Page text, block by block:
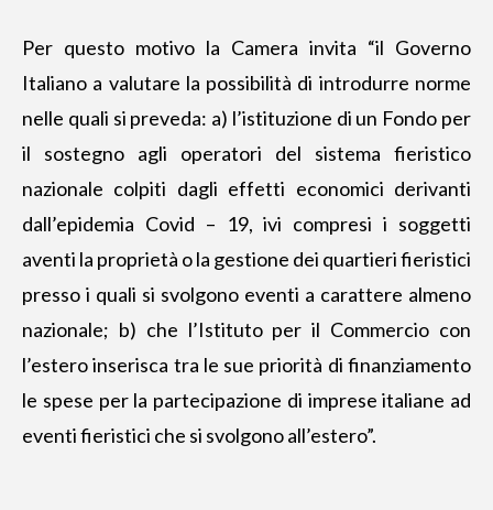
Per questo motivo la Camera invita “il Governo
Italiano a valutare la possibilità di introdurre norme
nelle quali si preveda: a) l’istituzione di un Fondo per
il sostegno agli operatori del sistema fieristico
nazionale colpiti dagli effetti economici derivanti
dall’epidemia Covid – 19, ivi compresi i soggetti
aventi la proprietà o la gestione dei quartieri fieristici
presso i quali si svolgono eventi a carattere almeno
nazionale; b) che l’Istituto per il Commercio con
l’estero inserisca tra le sue priorità di finanziamento
le spese per la partecipazione di imprese italiane ad
eventi fieristici che si svolgono all’estero”.